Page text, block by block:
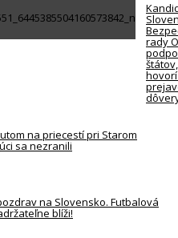
rady
na priecestí pri Starom
sa nezranili
na Slovensko. Futbalová
blíži!